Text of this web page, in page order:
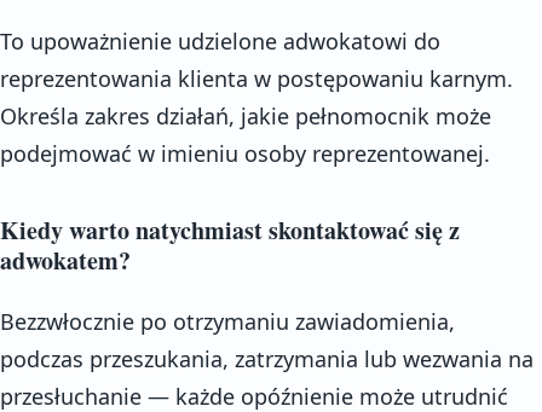
To upoważnienie udzielone adwokatowi do
reprezentowania klienta w postępowaniu karnym.
Określa zakres działań, jakie pełnomocnik może
podejmować w imieniu osoby reprezentowanej.
Kiedy warto natychmiast skontaktować się z
adwokatem?
Bezzwłocznie po otrzymaniu zawiadomienia,
podczas przeszukania, zatrzymania lub wezwania na
przesłuchanie — każde opóźnienie może utrudnić